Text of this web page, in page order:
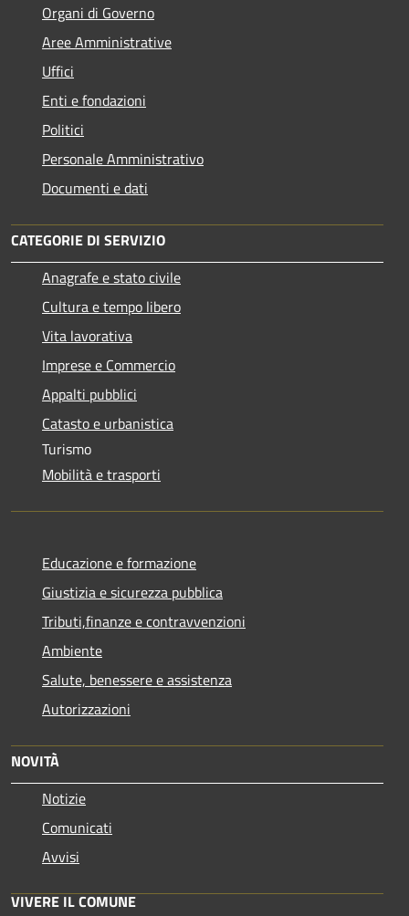
Organi di Governo
Aree Amministrative
Uffici
Enti e fondazioni
Politici
Personale Amministrativo
Documenti e dati
CATEGORIE DI SERVIZIO
Anagrafe e stato civile
Cultura e tempo libero
Vita lavorativa
Imprese e Commercio
Appalti pubblici
Catasto e urbanistica
Turismo
Mobilità e trasporti
Educazione e formazione
Giustizia e sicurezza pubblica
Tributi,finanze e contravvenzioni
Ambiente
Salute, benessere e assistenza
Autorizzazioni
NOVITÀ
Notizie
Comunicati
Avvisi
VIVERE IL COMUNE